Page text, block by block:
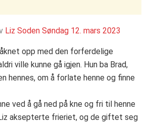
Liz Soden Søndag 12. mars 2023
opp med den forferdelige
ville kunne gå igjen. Hun ba Brad,
hennes, om å forlate henne og finne
ved å gå ned på kne og fri til henne
aksepterte frieriet, og de giftet seg